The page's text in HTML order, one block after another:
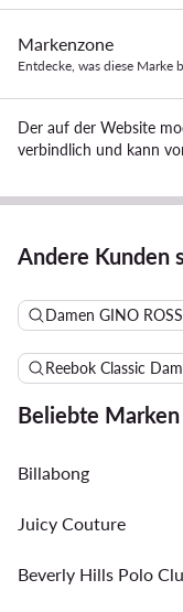
Markenzone
Entdecke, was diese Marke
Der auf der Website
verbindlich und kann
Andere Kunden
Damen GINO
Reebok Classic
Beliebte
Billabong
Juicy Couture
Beverly Hills Polo